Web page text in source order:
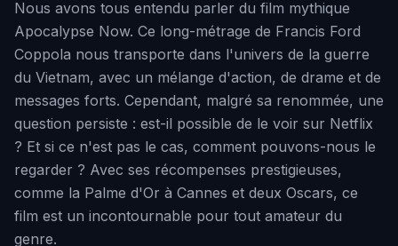
Nous avons tous entendu parler du film mythique
Apocalypse Now. Ce long-métrage de Francis Ford
Coppola nous transporte dans l'univers de la guerre
du Vietnam, avec un mélange d'action, de drame et de
messages forts. Cependant, malgré sa renommée, une
question persiste : est-il possible de le voir sur Netflix
? Et si ce n'est pas le cas, comment pouvons-nous le
regarder ? Avec ses récompenses prestigieuses,
comme la Palme d'Or à Cannes et deux Oscars, ce
film est un incontournable pour tout amateur du
genre.